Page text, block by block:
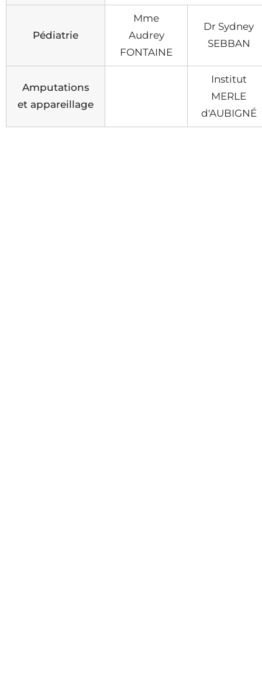
Pédiatrie
Mme
Audrey
FONTAINE
Dr Sydney
SEBBAN
Amputations
et appareillage
Institut
MERLE
d'AUBIGNÉ